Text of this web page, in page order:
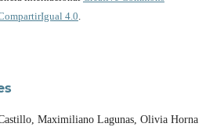
4.0.
Maximiliano Lagunas, Olivia Horna